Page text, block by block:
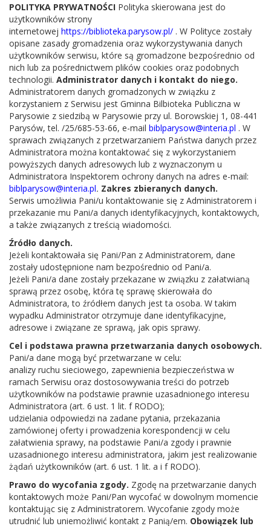
Kontakt
Adres:Borowska 1, 08-441 Parysów
Telefon:25 6855366
E-mail: biblparysow@interia.pl
NIP:8262092208
REGON:140895913
Godziny pracy
Wtorek - Sobota 09:00 - 17:00
POLITYKA PRYWATNOŚCI Polityka skierowana jest do
użytkowników strony
internetowej https://biblioteka.parysow.pl/ . W Polityce zostały
opisane zasady gromadzenia oraz wykorzystywania danych
użytkowników serwisu, które są gromadzone bezpośrednio od
nich lub za pośrednictwem plików cookies oraz podobnych
technologii. Administrator danych i kontakt do niego.
Administratorem danych gromadzonych w związku z
korzystaniem z Serwisu jest Gminna Bilbioteka Publiczna w
Parysowie z siedzibą w Parysowie przy ul. Borowskiej 1, 08-441
Parysów, tel. /25/685-53-66, e-mail biblparysow@interia.pl . W
sprawach związanych z przetwarzaniem Państwa danych przez
Administratora można kontaktować się z wykorzystaniem
powyższych danych adresowych lub z wyznaczonym u
Administratora Inspektorem ochrony danych na adres e-mail:
biblparysow@interia.pl. Zakres zbieranych danych.
Serwis umożliwia Pani/u kontaktowanie się z Administratorem i
przekazanie mu Pani/a danych identyfikacyjnych, kontaktowych,
a także związanych z treścią wiadomości.
Źródło danych.
Jeżeli kontaktowała się Pani/Pan z Administratorem, dane
zostały udostępnione nam bezpośrednio od Pani/a.
Jeżeli Pani/a dane zostały przekazane w związku z załatwianą
sprawą przez osobę, która tę sprawę skierowała do
Administratora, to źródłem danych jest ta osoba. W takim
wypadku Administrator otrzymuje dane identyfikacyjne,
adresowe i związane ze sprawą, jak opis sprawy.
Cel i podstawa prawna przetwarzania danych osobowych.
Pani/a dane mogą być przetwarzane w celu:
analizy ruchu sieciowego, zapewnienia bezpieczeństwa w
ramach Serwisu oraz dostosowywania treści do potrzeb
użytkowników na podstawie prawnie uzasadnionego interesu
Administratora (art. 6 ust. 1 lit. f RODO);
udzielania odpowiedzi na zadane pytania, przekazania
zamówionej oferty i prowadzenia korespondencji w celu
załatwienia sprawy, na podstawie Pani/a zgody i prawnie
uzasadnionego interesu administratora, jakim jest realizowanie
żądań użytkowników (art. 6 ust. 1 lit. a i f RODO).
Prawo do wycofania zgody. Zgodę na przetwarzanie danych
kontaktowych może Pani/Pan wycofać w dowolnym momencie
kontaktując się z Administratorem. Wycofanie zgody może
utrudnić lub uniemożliwić kontakt z Panią/em. Obowiązek lub